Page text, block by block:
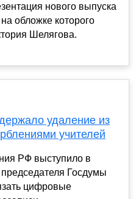
нового выпуска
обложке которого
Шелягова.
удаление из
учителей
РФ выступило в
Госдумы
цифровые